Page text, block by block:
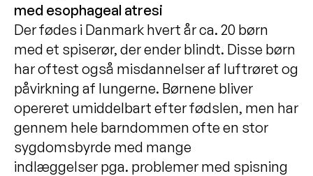
med esophageal atresi
Der fødes i Danmark hvert år ca. 20 børn
med et spiserør, der ender blindt. Disse børn
har oftest også misdannelser af luftrøret og
påvirkning af lungerne. Børnene bliver
opereret umiddelbart efter fødslen, men har
gennem hele barndommen ofte en stor
sygdomsbyrde med mange
indlæggelser pga. problemer med spisning